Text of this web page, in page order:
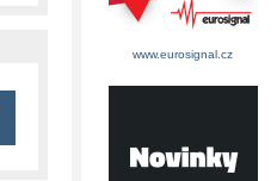
www.eurosignal.cz